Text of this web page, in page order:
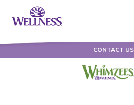
CONTACT US